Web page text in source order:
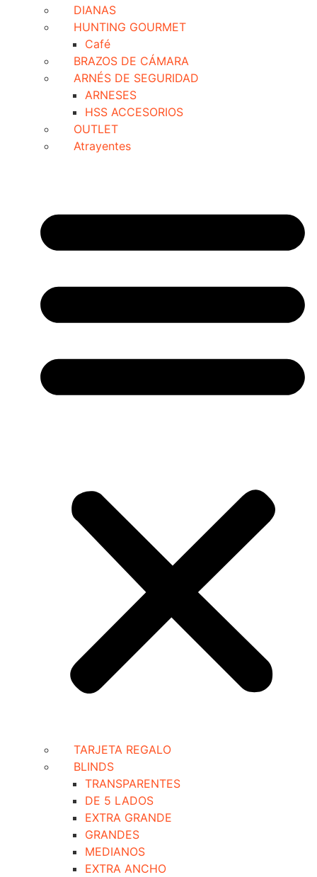
DIANAS
HUNTING GOURMET
Café
BRAZOS DE CÁMARA
ARNÉS DE SEGURIDAD
ARNESES
HSS ACCESORIOS
OUTLET
Atrayentes
TARJETA REGALO
BLINDS
TRANSPARENTES
DE 5 LADOS
EXTRA GRANDE
GRANDES
MEDIANOS
EXTRA ANCHO